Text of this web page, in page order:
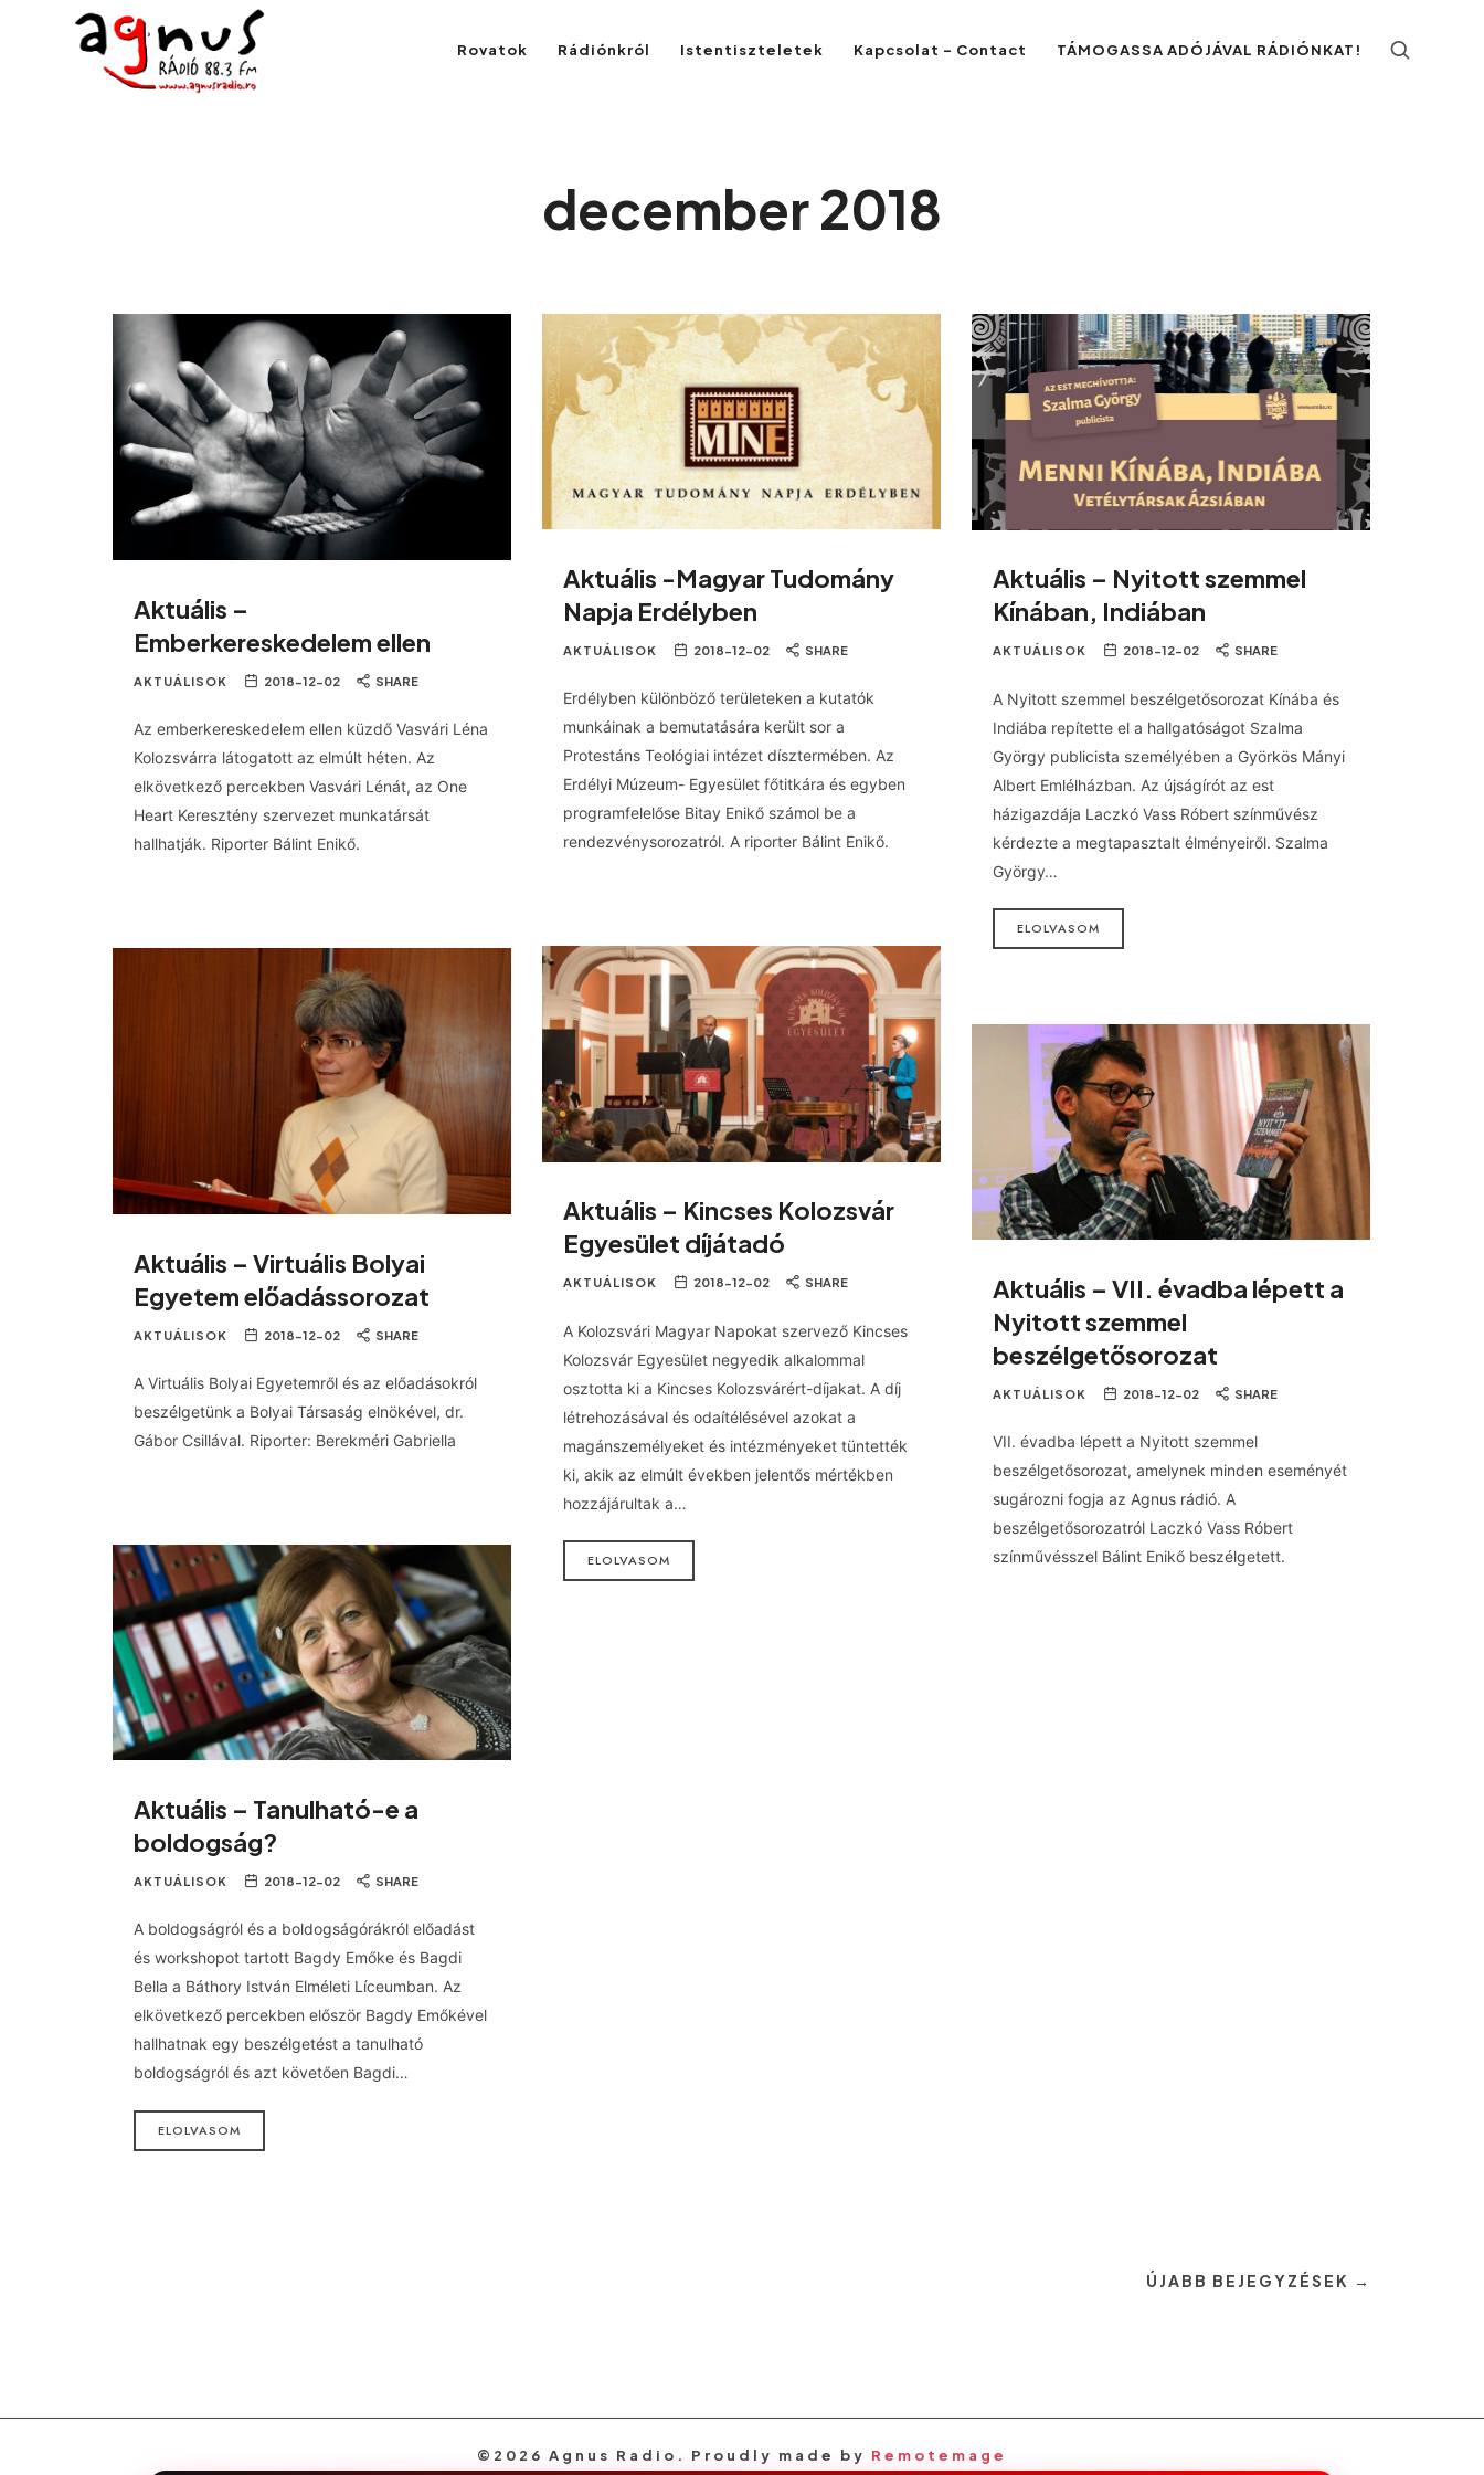
Agnus Rádió Rovatok Rádiónkról Istentiszteletek Kapcsolat – Contact TÁMOGASSA ADÓJÁVAL RÁDIÓNKAT!
december 2018
Aktuális –
Emberkereskedelem ellen
AKTUÁLISOK 2018-12-02 SHARE
Az emberkereskedelem ellen küzdő Vasvári Léna
Kolozsvárra látogatott az elmúlt héten. Az
elkövetkező percekben Vasvári Lénát, az One
Heart Keresztény szervezet munkatársát
hallhatják. Riporter Bálint Enikő.
Aktuális -Magyar Tudomány
Napja Erdélyben
AKTUÁLISOK 2018-12-02 SHARE
Erdélyben különböző területeken a kutatók
munkáinak a bemutatására került sor a
Protestáns Teológiai intézet dísztermében. Az
Erdélyi Múzeum- Egyesület főtitkára és egyben
programfelelőse Bitay Enikő számol be a
rendezvénysorozatról. A riporter Bálint Enikő.
Aktuális – Nyitott szemmel
Kínában, Indiában
AKTUÁLISOK 2018-12-02 SHARE
A Nyitott szemmel beszélgetősorozat Kínába és
Indiába repítette el a hallgatóságot Szalma
György publicista személyében a Györkös Mányi
Albert Emlélházban. Az újságírót az est
házigazdája Laczkó Vass Róbert színművész
kérdezte a megtapasztalt élményeiről. Szalma
György…
ELOLVASOM
Aktuális – Kincses Kolozsvár
Egyesület díjátadó
AKTUÁLISOK 2018-12-02 SHARE
A Kolozsvári Magyar Napokat szervező Kincses
Kolozsvár Egyesület negyedik alkalommal
osztotta ki a Kincses Kolozsvárért-díjakat. A díj
létrehozásával és odaítélésével azokat a
magánszemélyeket és intézményeket tüntették
ki, akik az elmúlt években jelentős mértékben
hozzájárultak a…
ELOLVASOM
Aktuális – Virtuális Bolyai
Egyetem előadássorozat
AKTUÁLISOK 2018-12-02 SHARE
A Virtuális Bolyai Egyetemről és az előadásokról
beszélgetünk a Bolyai Társaság elnökével, dr.
Gábor Csillával. Riporter: Berekméri Gabriella
Aktuális – VII. évadba lépett a
Nyitott szemmel
beszélgetősorozat
AKTUÁLISOK 2018-12-02 SHARE
VII. évadba lépett a Nyitott szemmel
beszélgetősorozat, amelynek minden eseményét
sugározni fogja az Agnus rádió. A
beszélgetősorozatról Laczkó Vass Róbert
színművésszel Bálint Enikő beszélgetett.
Aktuális – Tanulható-e a
boldogság?
AKTUÁLISOK 2018-12-02 SHARE
A boldogságról és a boldogságórákról előadást
és workshopot tartott Bagdy Emőke és Bagdi
Bella a Báthory István Elméleti Líceumban. Az
elkövetkező percekben először Bagdy Emőkével
hallhatnak egy beszélgetést a tanulható
boldogságról és azt követően Bagdi…
ELOLVASOM
ÚJABB BEJEGYZÉSEK →
©2026 Agnus Radio. Proudly made by Remotemage